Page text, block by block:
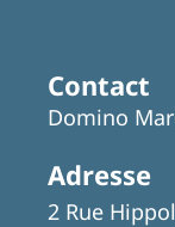
Contact
Domino
Adresse
2 Rue